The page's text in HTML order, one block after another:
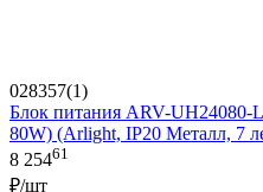
028357(1)
Блок питания ARV-
80W) (Arlight, IP20 Металл, 7
8 25461
₽/шт